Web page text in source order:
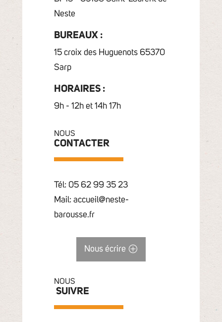
Neste
BUREAUX :
15 croix des Huguenots 65370
Sarp
HORAIRES :
9h - 12h et 14h 17h
NOUS
CONTACTER
Tél: 05 62 99 35 23
Mail: accueil@neste-
barousse.fr
Nous écrire
NOUS
SUIVRE